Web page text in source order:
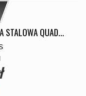
STALOWA QUAD...